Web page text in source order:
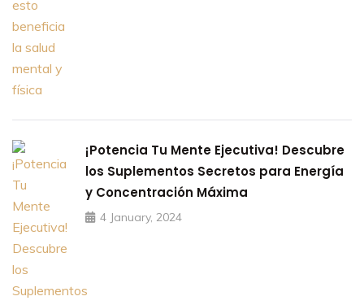
¡Potencia Tu Mente Ejecutiva! Descubre
los Suplementos Secretos para Energía
y Concentración Máxima
4 January, 2024